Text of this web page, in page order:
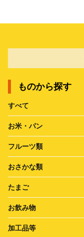
ものから探す
すべて
お米・パン
フルーツ類
おさかな類
たまご
お飲み物
加工品等